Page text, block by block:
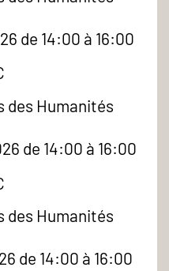
de 14:00 à 16:00
des Humanités
de 14:00 à 16:00
des Humanités
de 14:00 à 16:00